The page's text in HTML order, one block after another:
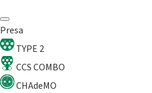
Presa
TYPE 2
CCS COMBO
CHAdeMO